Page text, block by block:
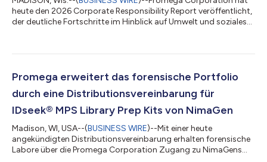
heute den 2026 Corporate Responsibility Report veröffentlicht,
der deutliche Fortschritte im Hinblick auf Umwelt und soziales
Strom in allen weltweiten Betrieben, die Erstellung einer
gesamten Wertschöpfungskette sowie die Validierung der
kurzfristigen Emissionsminderun...
Promega erweitert das forensische Portfolio
durch eine Distributionsvereinbarung für
IDseek® MPS Library Prep Kits von NimaGen
Madison, WI, USA--(BUSINESS WIRE)--Mit einer heute
angekündigten Distributionsvereinbarung erhalten forensische
Labore über die Promega Corporation Zugang zu NimaGens